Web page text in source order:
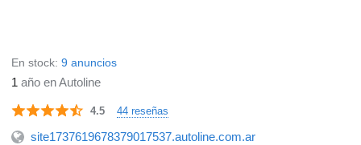
En stock: 9 anuncios
1 año en Autoline
4.5 44 reseñas
site1737619678379017537.autoline.com.ar